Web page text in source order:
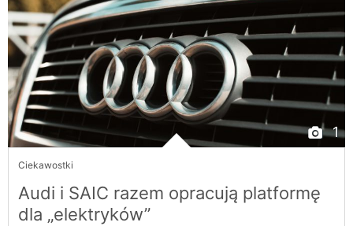
1
Ciekawostki
Audi i SAIC razem opracują platformę
dla „elektryków”